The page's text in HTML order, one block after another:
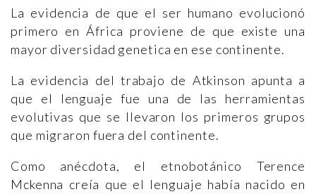
La evidencia de que el ser humano evolucionó
primero en África proviene de que existe una
mayor diversidad genetica en ese continente.
La evidencia del trabajo de Atkinson apunta a
que el lenguaje fue una de las herramientas
evolutivas que se llevaron los primeros grupos
que migraron fuera del continente.
Como anécdota, el etnobotánico Terence
Mckenna creía que el lenguaje había nacido en